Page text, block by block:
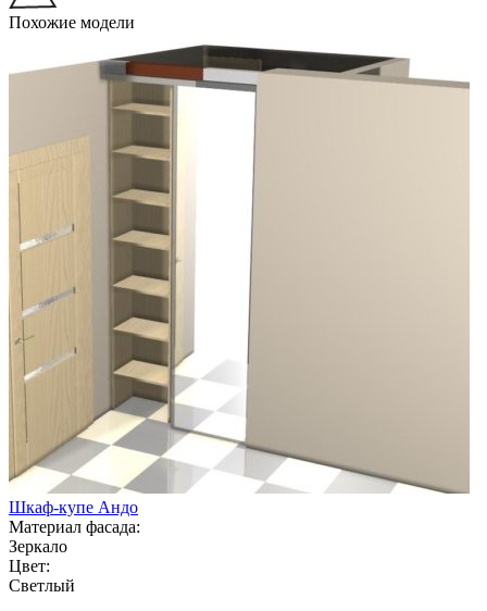
Похожие модели
Шкаф-купе Андо
Материал фасада:
Зеркало
Цвет:
Светлый